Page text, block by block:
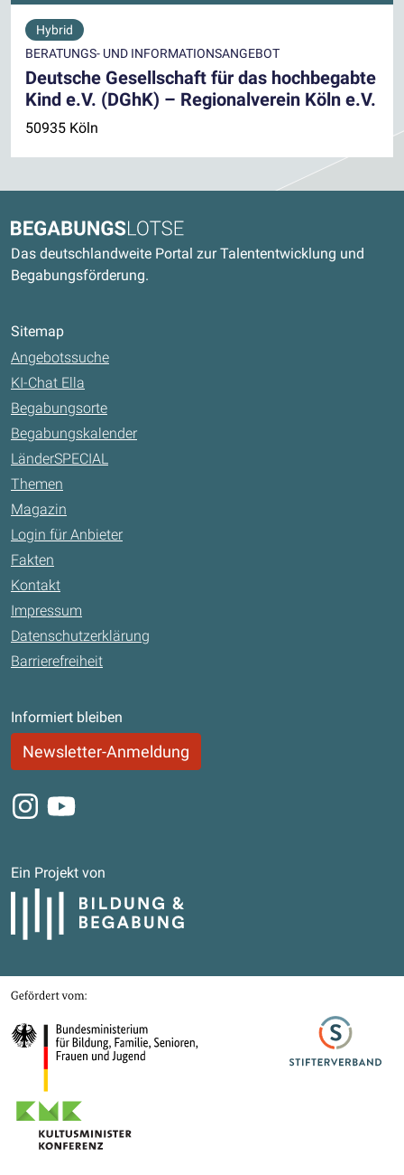
Hybrid
BERATUNGS- UND INFORMATIONSANGEBOT
Deutsche Gesellschaft für das hochbegabte
Kind e.V. (DGhK) – Regionalverein Köln e.V.
50935 Köln
Begabungslotse
Das deutschlandweite Portal zur Talententwicklung und
Begabungsförderung.
Sitemap
Angebotssuche
KI-Chat Ella
Begabungsorte
Begabungskalender
LänderSPECIAL
Themen
Magazin
Login für Anbieter
Fakten
Kontakt
Impressum
Datenschutzerklärung
Barrierefreiheit
Informiert bleiben
Newsletter-Anmeldung
Instagram
Youtube
Ein Projekt von
Bildung und Begabung
Gefördert von
Bundesministerium für Bildung, Familie, Senioren, Frauen und Jugend
Stifterverband
Kultusministerkonferenz